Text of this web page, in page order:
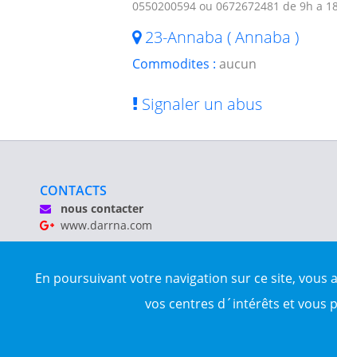
0550200594 ou 0672672481 de 9h a
23-Annaba ( Annaba )
Commodites :aucun
Signaler un abus
En poursuivant votre navigation sur ce site, vous
vos centres d´intérêts et vous
CONTACTS
nous contacter
www.darrna.com
Tous droits réservés © Darrna 2020 - Annonces